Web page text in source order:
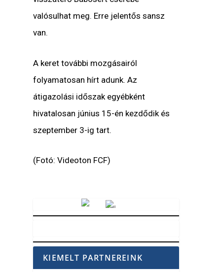
valósulhat meg. Erre jelentős sansz
van.
A keret további mozgásairól
folyamatosan hírt adunk. Az
átigazolási időszak egyébként
hivatalosan június 15-én kezdődik és
szeptember 3-ig tart.
(Fotó: Videoton FCF)
KIEMELT PARTNEREINK